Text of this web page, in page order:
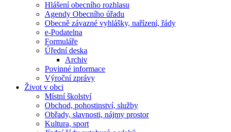
Hlášení obecního rozhlasu
Agendy Obecního úřadu
Obecně závazné vyhlášky, nařízení, řády
e-Podatelna
Formuláře
Úřední deska
Archiv
Povinné informace
Výroční zprávy
Život v obci
Místní školství
Obchod, pohostinství, služby
Obřady, slavnosti, nájmy prostor
Kultura, sport